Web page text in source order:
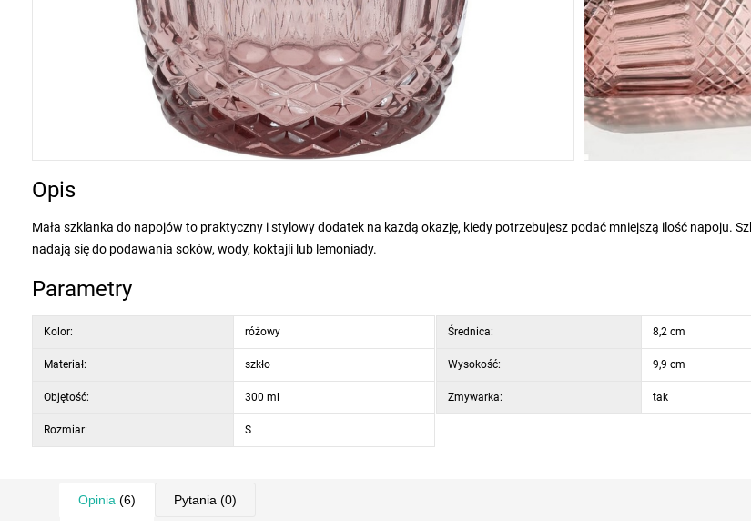
Opis
Mała szklanka do napojów to praktyczny i stylowy dodatek na każdą okazję, kiedy potrzebujesz podać mniejszą ilość napoju.
nadają się do podawania soków, wody, koktajli lub lemoniady.
Parametry
Kolor: różowy
Materiał: szkło
Objętość: 300 ml
Rozmiar: S
Średnica: 8,2 cm
Wysokość: 9,9 cm
Zmywarka: tak
Opinia (6) Pytania (0)